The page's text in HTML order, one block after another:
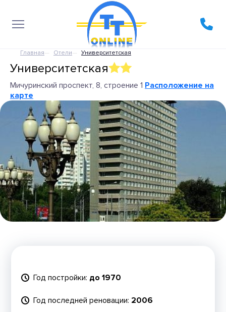
Главная Отели Университетская
Университетская
Мичуринский проспект, 8, строение 1 Расположение на
карте
Год постройки: до 1970
Год последней реновации: 2006